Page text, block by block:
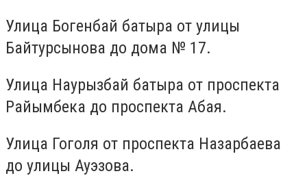
Улица Богенбай батыра от улицы
Байтурсынова до дома № 17.
Улица Наурызбай батыра от проспекта
Райымбека до проспекта Абая.
Улица Гоголя от проспекта Назарбаева
до улицы Ауэзова.